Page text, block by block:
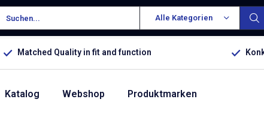
Alle Kategorien
Matched Quality in fit and function
Katalog Webshop Produktmarken